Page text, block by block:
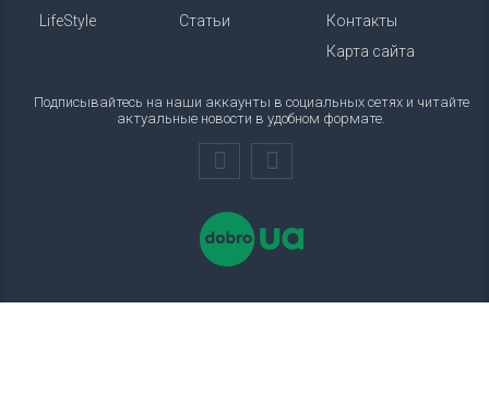
LifeStyle
Статьи
Контакты
Карта сайта
Подписывайтесь на наши аккаунты в социальных сетях и читайте
актуальные новости в удобном формате.